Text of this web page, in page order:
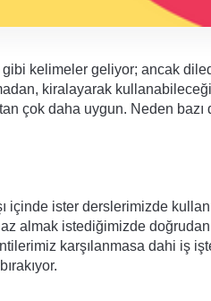
kelimeler geliyor; ancak
kiralayarak
çok daha uygun. Neden bazı
içinde ister derslerimizde
almak istediğimizde
karşılanmasa dahi iş